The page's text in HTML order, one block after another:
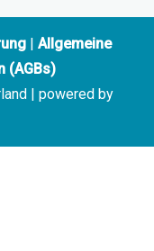
| Allgemeine
(AGBs)
| powered by